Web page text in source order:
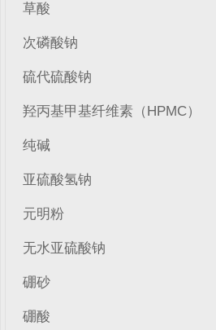
草酸
次磷酸钠
硫代硫酸钠
羟丙基甲基纤维素（HPMC）
纯碱
亚硫酸氢钠
元明粉
无水亚硫酸钠
硼砂
硼酸